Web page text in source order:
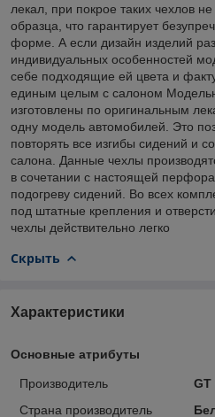
лекал, при покрое таких чехлов
образца, что гарантирует
форме. А если дизайн изделий
индивидуальных особенностей
себе подходящие ей цвета и
единым целым с салоном
изготовлены по оригинальным
одну модель автомобилей. Это
повторять все изгибы сидений и
салона. Данные чехлы
в сочетании с настоящей
подогреву сидений. Во всех
под штатные крепления и
чехлы действительно легко
Скрыть
Характеристики
Основные атрибуты
Производитель
Страна производитель